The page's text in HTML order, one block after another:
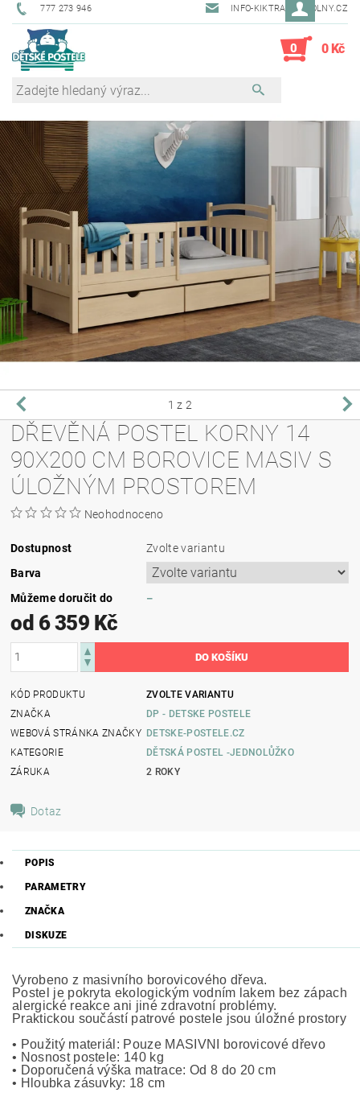
777 273 946 INFO-KIKTRADE@VOLNY.CZ
0 0 Kč
1 z 2
DŘEVĚNÁ POSTEL KORNY 14
90X200 CM BOROVICE MASIV S
ÚLOŽNÝM PROSTOREM
Neohodnoceno
Dostupnost
Zvolte variantu
Barva
Můžeme doručit do
–
od 6 359 Kč
KÓD PRODUKTU
ZVOLTE VARIANTU
ZNAČKA
DP - DETSKE POSTELE
WEBOVÁ STRÁNKA ZNAČKY DETSKE-POSTELE.CZ
KATEGORIE
DĚTSKÁ POSTEL -JEDNOLŮŽKO
ZÁRUKA
2 ROKY
Dotaz
POPIS
PARAMETRY
ZNAČKA
DISKUZE
Vyrobeno z masivního borovicového dřeva.
Postel je pokryta ekologickým vodním lakem bez
alergické reakce ani jiné zdravotní problémy.
Praktickou součástí patrové postele jsou úložné prostory
• Použitý materiál: Pouze MASIVNÍ borovicové dřevo
• Nosnost postele: 140 kg
• Doporučená výška matrace: Od 8 do 20 cm
• Hloubka zásuvky: 18 cm